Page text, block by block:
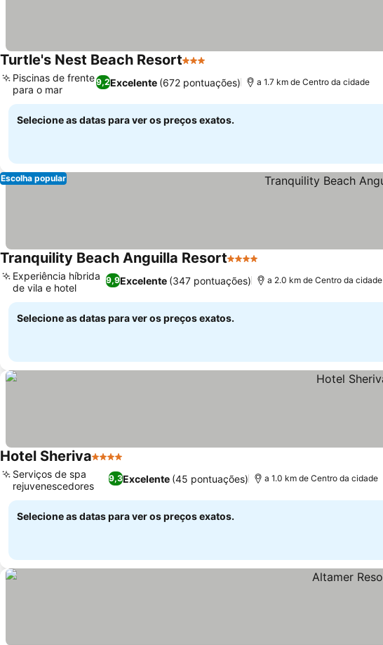
Turtle's Nest Beach Resort3 Estrelas
9,2Excelente (672 pontuações)
Piscinas de frente
para o mar
a 1.7 km de Centro da cidade
Selecione as datas para ver os preços exatos.
Escolha popular
Tranquility Beach Anguilla Resort4 Estrelas
9,9Excelente (347 pontuações)
Experiência híbrida
de vila e hotel
a 2.0 km de Centro da cidade
Selecione as datas para ver os preços exatos.
Hotel Sheriva4 Estrelas
9,3Excelente (45 pontuações)
Serviços de spa
rejuvenescedores
a 1.0 km de Centro da cidade
Selecione as datas para ver os preços exatos.